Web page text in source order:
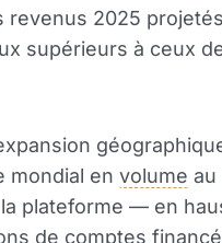
revenus 2025
supérieurs à ceux
mondial en volume au
plateforme — en
de comptes